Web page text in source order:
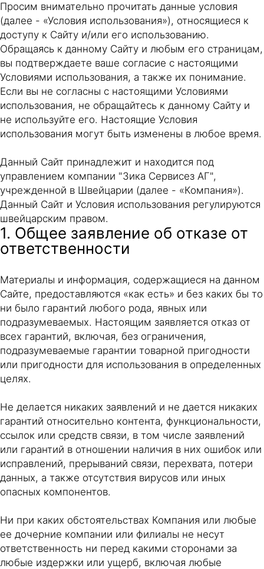
Просим внимательно прочитать данные условия
(далее - «Условия использования»), относящиеся к
доступу к Сайту и/или его использованию.
Обращаясь к данному Сайту и любым его страницам,
вы подтверждаете ваше согласие с настоящими
Условиями использования, а также их понимание.
Если вы не согласны с настоящими Условиями
использования, не обращайтесь к данному Сайту и
не используйте его. Настоящие Условия
использования могут быть изменены в любое время.
Данный Сайт принадлежит и находится под
управлением компании "Зика Сервисез АГ",
учрежденной в Швейцарии (далее - «Компания»).
Данный Сайт и Условия использования регулируются
швейцарским правом.
1. Общее заявление об отказе от
ответственности
Материалы и информация, содержащиеся на данном
Сайте, предоставляются «как есть» и без каких бы то
ни было гарантий любого рода, явных или
подразумеваемых. Настоящим заявляется отказ от
всех гарантий, включая, без ограничения,
подразумеваемые гарантии товарной пригодности
или пригодности для использования в определенных
целях.
Не делается никаких заявлений и не дается никаких
гарантий относительно контента, функциональности,
ссылок или средств связи, в том числе заявлений
или гарантий в отношении наличия в них ошибок или
исправлений, прерываний связи, перехвата, потери
данных, а также отсутствия вирусов или иных
опасных компонентов.
Ни при каких обстоятельствах Компания или любые
ее дочерние компании или филиалы не несут
ответственность ни перед какими сторонами за
любые издержки или ущерб, включая любые